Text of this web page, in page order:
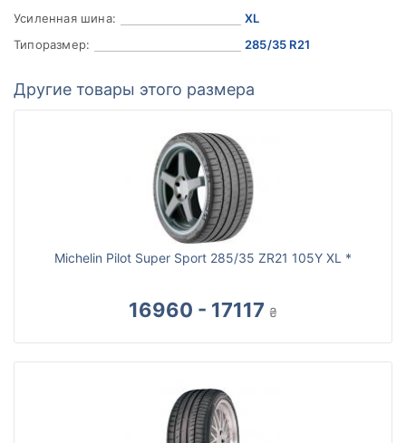
Усиленная шина:
XL
Типоразмер:
285/35 R21
Другие товары этого размера
Michelin Pilot Super Sport 285/35 ZR21 105Y XL *
16960 - 17117 ₴